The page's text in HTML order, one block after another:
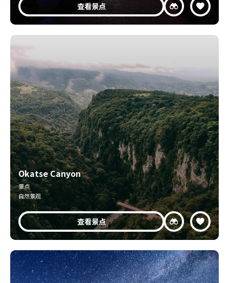
查看景点
Okatse Canyon
景点
自然景观
查看景点